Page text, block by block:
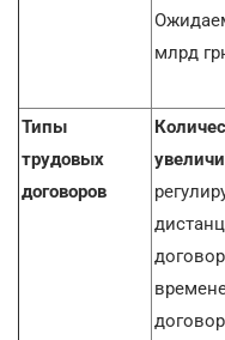
млрд
Типы
трудовых
договоров